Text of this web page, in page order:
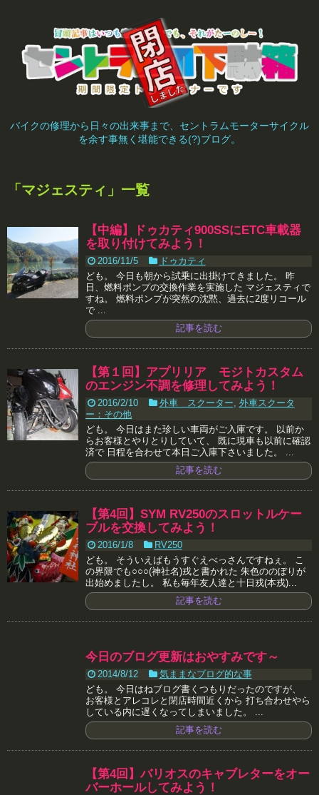
バイクの修理から日々の出来事まで、セントラムモーターサイクル
を余す事無く堪能できる(?)ブログ。
「 マジェスティ 」 一覧
【中編】ドゥカティ900SSにETC車載器
を取り付けてみよう！
2016/11/5
ドゥカティ
ども。 今日も朝から試乗に出掛けてきました。 昨
日、燃料ポンプの交換作業を実施した マジェスティで
すね。 燃料ポンプが突然の沈黙、過去に2度リコール
で ...
記事を読む
【第１回】アプリリア モジトカスタム
のエンジン不調を修理してみよう！
2016/2/10 外車 スクーター 外車スクータ
ー：その他
ども。 今日はまた珍しい車両がご入庫です。 以前か
らお客様とやりとりしていて、 既に現車も以前に確認
済で 日程を合わせて本日ご入庫下さいました。 ...
記事を読む
【第4回】SYM RV250のスロットルケー
ブルを交換してみよう！
2016/1/8
RV250
ども。 そういえばもうすぐえべっさんですねぇ。 こ
の界隈でも○○○(神社名)戎と書かれた 朱色ののぼりが
出始めましたし。 私も毎年友人達と十日戎(本戎)...
記事を読む
今日のブログ更新はおやすみです～
2014/8/12
気ままなブログ的な事
ども。 今日はねブログ書くつもりだったのですが、
お客様とアレコレと閉店時間近くから 打ち合わせやら
している内に遅くなってしまいました。 ...
記事を読む
【第4回】バリオスのキャブレターをオー
バーホールしてみよう！